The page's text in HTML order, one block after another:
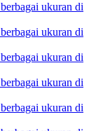
ukuran di
ukuran di
ukuran di
ukuran di
ukuran di